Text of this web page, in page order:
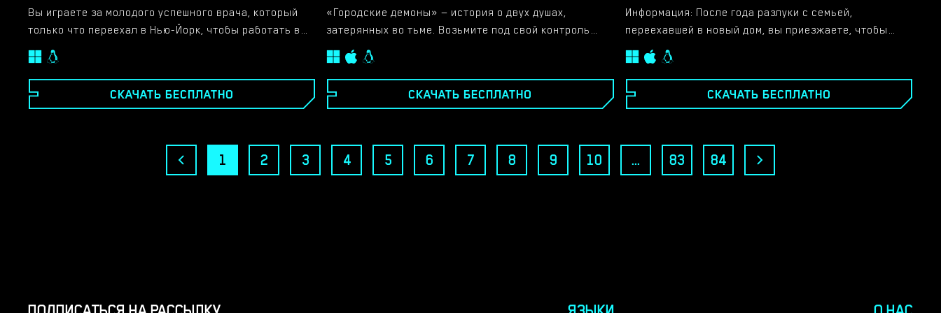
Вы играете за молодого успешного врача, который
только что переехал в Нью-Йорк, чтобы работать в
частной клинике. Чего никто не знает, так это того,
что у вас есть одержимость наблюдать за людьми, и
вы используете свой мощный телескоп по ночам,
чтобы сканировать окрестности. Игра начинается
будете вовлечены в различные ситуации, в которых
СКАЧАТЬ БЕСПЛАТНО
«Городские демоны» — история о двух душах,
затерянных во тьме. Возьмите под свой контроль
двух персонажей: извращенного мужчину Питера и
доминирующую женщину Нилу, путешествуя по
городу в поисках достижения своих целей. Для
Питера это просто: найти как можно больше
она хочет подать, и она сделает все, чтобы
СКАЧАТЬ БЕСПЛАТНО
Информация: После года разлуки с семьей,
переехавшей в новый дом, вы приезжаете, чтобы
заново узнать свою семью, но с другой стороны,
познакомьтесь с новыми людьми и спасите
принцессу из замка, о нет, это из другой игры.​
СКАЧАТЬ БЕСПЛАТНО
1 2 3 4 5 6 7 8 9 10 ... 83 84